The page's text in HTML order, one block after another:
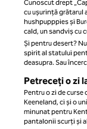
Cunoscut drept
cu ușurință grătarul
hushpupppies și
cald, un sandviș cu
Și pentru desert?
spirit al statului
deasupra. Sau
Petreceți o zi
Pentru o zi de
Keeneland, ci și o
minunat pentru
pantalonii scurți și